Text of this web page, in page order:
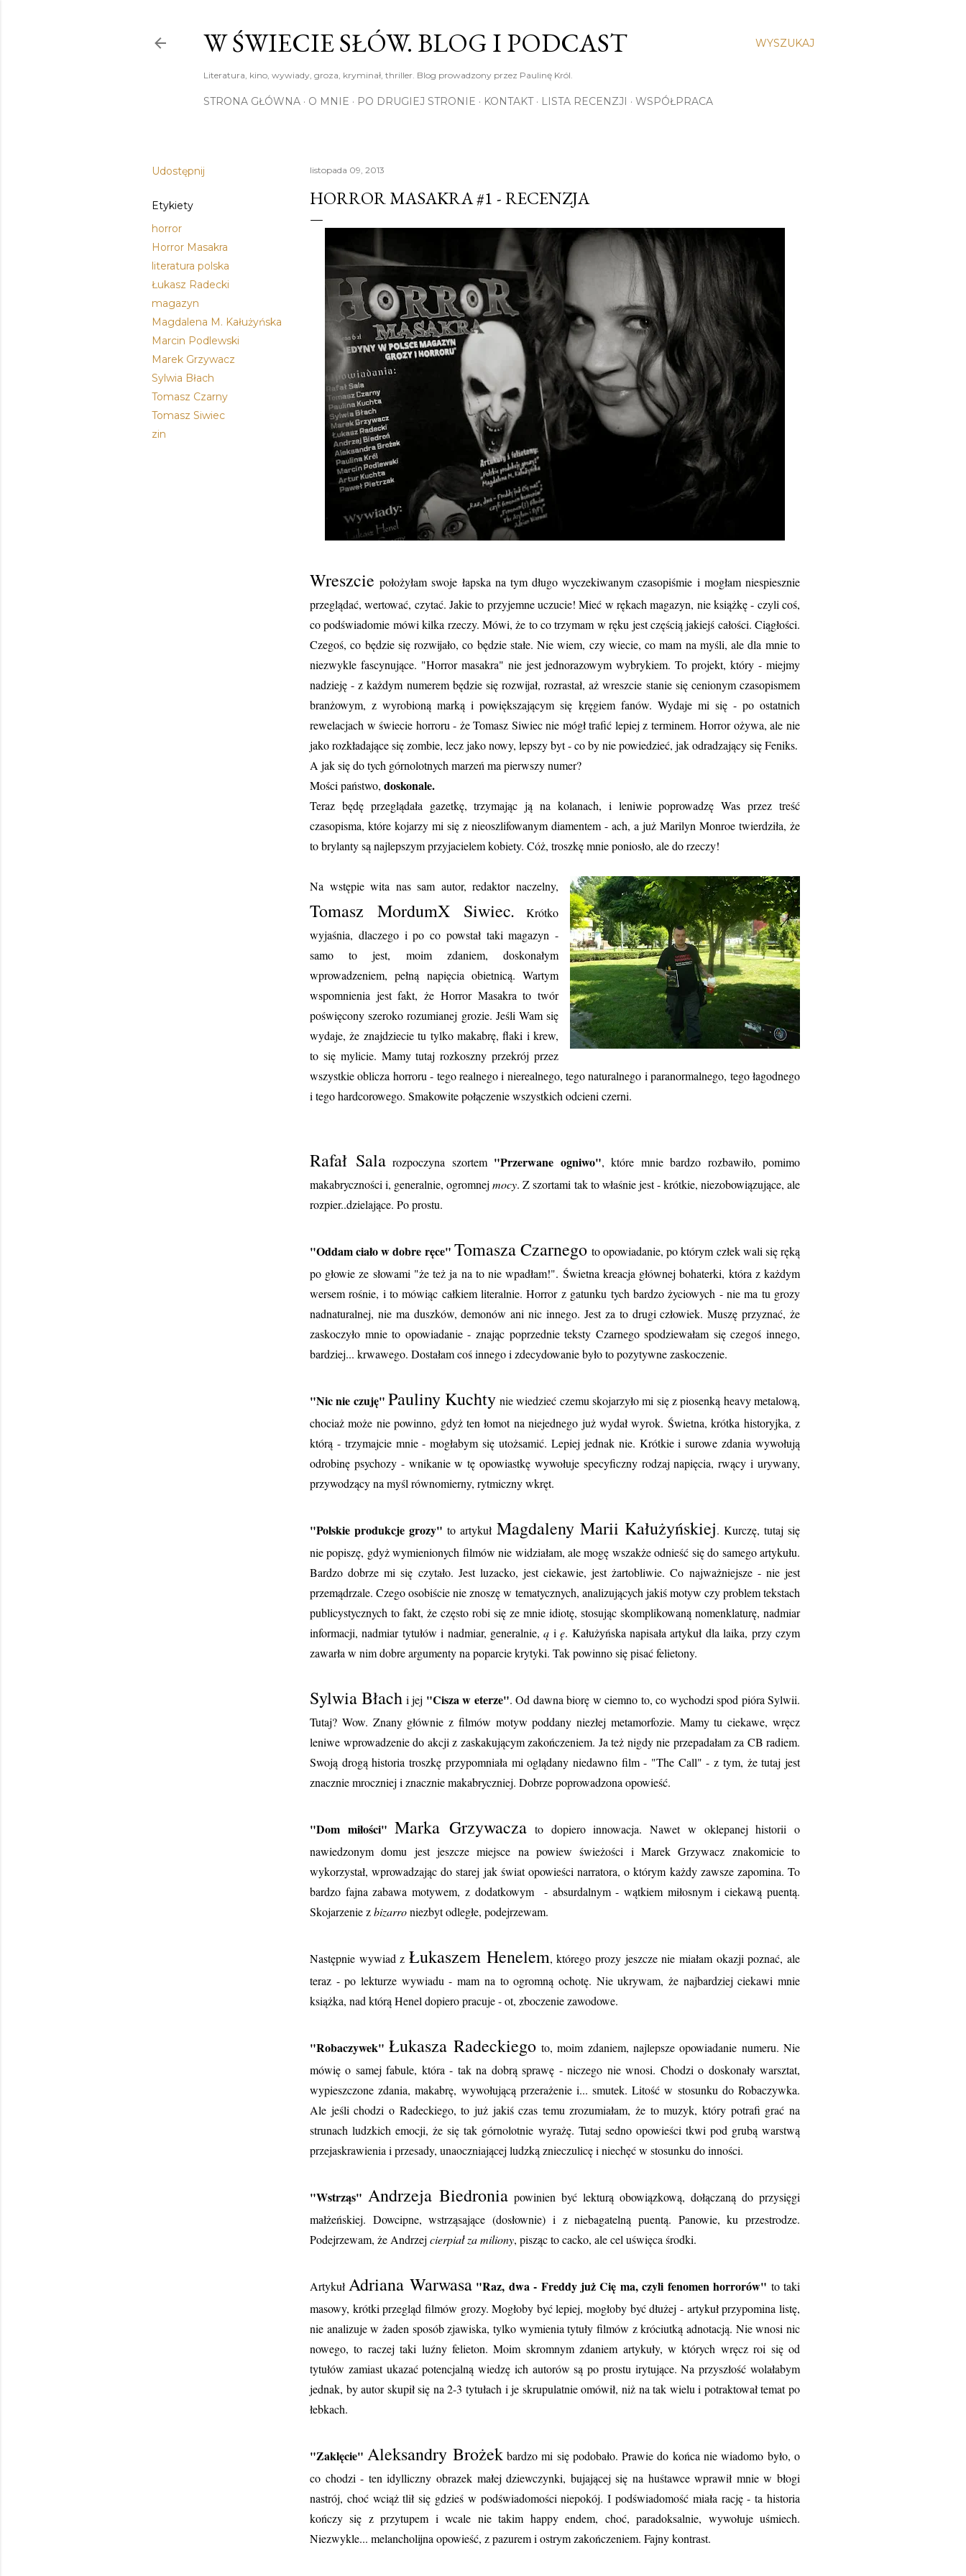
WYSZUKAJ
W ŚWIECIE SŁÓW. BLOG I PODCAST
Literatura, kino, wywiady, groza, kryminał, thriller. Blog prowadzony przez Paulinę Król.
STRONA GŁÓWNA O MNIE PO DRUGIEJ STRONIE KONTAKT LISTA RECENZJI WSPÓŁPRACA
Udostępnij
Etykiety
horror
Horror Masakra
literatura polska
Łukasz Radecki
magazyn
Magdalena M. Kałużyńska
Marcin Podlewski
Marek Grzywacz
Sylwia Błach
Tomasz Czarny
Tomasz Siwiec
zin
listopada 09, 2013
HORROR MASAKRA #1 - RECENZJA
Wreszcie położyłam swoje łapska na tym długo wyczekiwanym czasopiśmie i mogłam niespiesznie
przeglądać, wertować, czytać. Jakie to przyjemne uczucie! Mieć w rękach magazyn, nie książkę - czyli coś,
co podświadomie mówi kilka rzeczy. Mówi, że to co trzymam w ręku jest częścią jakiejś całości. Ciągłości.
Czegoś, co będzie się rozwijało, co będzie stałe. Nie wiem, czy wiecie, co mam na myśli, ale dla mnie to
niezwykle fascynujące. "Horror masakra" nie jest jednorazowym wybrykiem. To projekt, który - miejmy
nadzieję - z każdym numerem będzie się rozwijał, rozrastał, aż wreszcie stanie się cenionym czasopismem
branżowym, z wyrobioną marką i powiększającym się kręgiem fanów. Wydaje mi się - po ostatnich
rewelacjach w świecie horroru - że Tomasz Siwiec nie mógł trafić lepiej z terminem. Horror ożywa, ale nie
jako rozkładające się zombie, lecz jako nowy, lepszy byt - co by nie powiedzieć, jak odradzający się Feniks.
A jak się do tych górnolotnych marzeń ma pierwszy numer?
Mości państwo, doskonale.
Teraz będę przeglądała gazetkę, trzymając ją na kolanach, i leniwie poprowadzę Was przez treść
czasopisma, które kojarzy mi się z nieoszlifowanym diamentem - ach, a już Marilyn Monroe twierdziła, że
to brylanty są najlepszym przyjacielem kobiety. Cóż, troszkę mnie poniosło, ale do rzeczy!
Na wstępie wita nas sam autor, redaktor naczelny,
Tomasz MordumX Siwiec. Krótko
wyjaśnia, dlaczego i po co powstał taki magazyn -
samo to jest, moim zdaniem, doskonałym
wprowadzeniem, pełną napięcia obietnicą. Wartym
wspomnienia jest fakt, że Horror Masakra to twór
poświęcony szeroko rozumianej grozie. Jeśli Wam się
wydaje, że znajdziecie tu tylko makabrę, flaki i krew,
to się mylicie. Mamy tutaj rozkoszny przekrój przez
wszystkie oblicza horroru - tego realnego i nierealnego, tego naturalnego i paranormalnego, tego łagodnego
i tego hardcorowego. Smakowite połączenie wszystkich odcieni czerni.
Rafał Salarozpoczyna szortem "Przerwane ogniwo", które mnie bardzo rozbawiło, pomimo
makabryczności i, generalnie, ogromnejmocy. Z szortami tak to właśnie jest - krótkie, niezobowiązujące, ale
rozpier..dzielające. Po prostu.
"Oddam ciało w dobre ręce" Tomasza Czarnego to opowiadanie, po którym człek wali się ręką
po głowie ze słowami "że też ja na to nie wpadłam!". Świetna kreacja głównej bohaterki, która z każdym
wersem rośnie, i to mówiąc całkiem literalnie. Horror z gatunku tych bardzo życiowych - nie ma tu grozy
nadnaturalnej, nie ma duszków, demonów ani nic innego. Jest za to drugi człowiek. Muszę przyznać, że
zaskoczyło mnie to opowiadanie - znając poprzednie teksty Czarnego spodziewałam się czegoś innego,
bardziej... krwawego. Dostałam coś innego i zdecydowanie było to pozytywne zaskoczenie.
"Nic nie czuję" Pauliny Kuchty nie wiedzieć czemu skojarzyło mi się z piosenką heavy metalową,
chociaż może nie powinno, gdyż ten łomot na niejednego już wydał wyrok. Świetna, krótka historyjka, z
którą - trzymajcie mnie - mogłabym się utożsamić. Lepiej jednak nie. Krótkie i surowe zdania wywołują
odrobinę psychozy - wnikanie w tę opowiastkę wywołuje specyficzny rodzaj napięcia, rwący i urywany,
przywodzący na myśl równomierny, rytmiczny wkręt.
"Polskie produkcje grozy" to artykuł Magdaleny Marii Kałużyńskiej. Kurczę, tutaj się
nie popiszę, gdyż wymienionych filmów nie widziałam, ale mogę wszakże odnieść się do samego artykułu.
Bardzo dobrze mi się czytało. Jest luzacko, jest ciekawie, jest żartobliwie. Co najważniejsze - nie jest
przemądrzale. Czego osobiście nie znoszę w tematycznych, analizujących jakiś motyw czy problem tekstach
publicystycznych to fakt, że często robi się ze mnie idiotę, stosując skomplikowaną nomenklaturę, nadmiar
informacji, nadmiar tytułów i nadmiar, generalnie,ą ię. Kałużyńska napisała artykuł dla laika, przy czym
zawarła w nim dobre argumenty na poparcie krytyki. Tak powinno się pisać felietony.
Sylwia Błach i jej "Cisza w eterze". Od dawna biorę w ciemno to, co wychodzi spod pióra Sylwii.
Tutaj? Wow. Znany głównie z filmów motyw poddany niezłej metamorfozie. Mamy tu ciekawe, wręcz
leniwe wprowadzenie do akcji z zaskakującym zakończeniem. Ja też nigdy nie przepadałam za CB radiem.
Swoją drogą historia troszkę przypomniała mi oglądany niedawno film - "The Call" - z tym, że tutaj jest
znacznie mroczniej i znacznie makabryczniej. Dobrze poprowadzona opowieść.
"Dom miłości"Marka Grzywacza to dopiero innowacja. Nawet w oklepanej historii o
nawiedzonym domu jest jeszcze miejsce na powiew świeżości i Marek Grzywacz znakomicie to
wykorzystał, wprowadzając do starej jak świat opowieści narratora, o którym każdy zawsze zapomina. To
bardzo fajna zabawa motywem, z dodatkowym - absurdalnym - wątkiem miłosnym i ciekawą puentą.
Skojarzenie zbizarroniezbyt odległe, podejrzewam.
Następnie wywiad z Łukaszem Henelem, którego prozy jeszcze nie miałam okazji poznać, ale
teraz - po lekturze wywiadu - mam na to ogromną ochotę. Nie ukrywam, że najbardziej ciekawi mnie
książka, nad którą Henel dopiero pracuje - ot, zboczenie zawodowe.
"Robaczywek"Łukasza Radeckiegoto, moim zdaniem, najlepsze opowiadanie numeru. Nie
mówię o samej fabule, która - tak na dobrą sprawę - niczego nie wnosi. Chodzi o doskonały warsztat,
wypieszczone zdania, makabrę, wywołującą przerażenie i... smutek. Litość w stosunku do Robaczywka.
Ale jeśli chodzi o Radeckiego, to już jakiś czas temu zrozumiałam, że to muzyk, który potrafi grać na
strunach ludzkich emocji, że się tak górnolotnie wyrażę. Tutaj sedno opowieści tkwi pod grubą warstwą
przejaskrawienia i przesady, unaoczniającej ludzką znieczulicę i niechęć w stosunku do inności.
"Wstrząs" Andrzeja Biedronia powinien być lekturą obowiązkową, dołączaną do przysięgi
małżeńskiej. Dowcipne, wstrząsające (dosłownie) i z niebagatelną puentą. Panowie, ku przestrodze.
Podejrzewam, że Andrzej cierpiał za miliony, pisząc to cacko, ale cel uświęca środki.
Artykuł Adriana Warwasa"Raz, dwa - Freddy już Cię ma, czyli fenomen horrorów" to taki
masowy, krótki przegląd filmów grozy. Mogłoby być lepiej, mogłoby być dłużej - artykuł przypomina listę,
nie analizuje w żaden sposób zjawiska, tylko wymienia tytuły filmów z króciutką adnotacją. Nie wnosi nic
nowego, to raczej taki luźny felieton. Moim skromnym zdaniem artykuły, w których wręcz roi się od
tytułów zamiast ukazać potencjalną wiedzę ich autorów są po prostu irytujące. Na przyszłość wolałabym
jednak, by autor skupił się na 2-3 tytułach i je skrupulatnie omówił, niż na tak wielu i potraktował temat po
łebkach.
"Zaklęcie"Aleksandry Brożekbardzo mi się podobało. Prawie do końca nie wiadomo było, o
co chodzi - ten idylliczny obrazek małej dziewczynki, bujającej się na huśtawce wprawił mnie w błogi
nastrój, choć wciąż tlił się gdzieś w podświadomości niepokój. I podświadomość miała rację - ta historia
kończy się z przytupem i wcale nie takim happy endem, choć, paradoksalnie, wywołuje uśmiech.
Niezwykle... melancholijna opowieść, z pazurem i ostrym zakończeniem. Fajny kontrast.